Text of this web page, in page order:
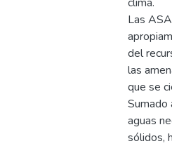
Las
del
las
que se
Sumado
aguas
sólidos,